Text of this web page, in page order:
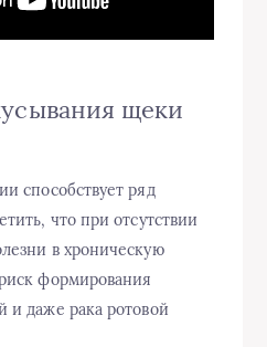
щеки
способствует ряд
что при отсутствии
в хроническую
формирования
и даже рака ротовой